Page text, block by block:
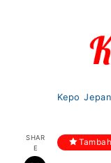
Kepo
SHAR
E